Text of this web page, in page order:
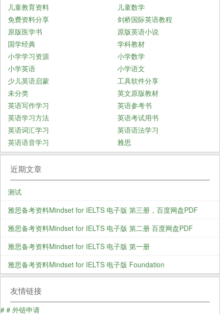
儿童教育资料
儿童数学
免费资料分享
剑桥国际英语教程
原版医学书
原版英语小说
国学经典
学科教材
小学学习资源
小学数学
小学英语
小学语文
少儿英语启蒙
工具软件分享
未分类
英文原版教材
英语写作学习
英语参考书
英语学习方法
英语考试用书
英语词汇学习
英语语法学习
英语语音学习
雅思
近期文章
测试
雅思备考资料Mindset for IELTS 电子版 第三册，百度网盘PDF
雅思备考资料Mindset for IELTS 电子版 第二册 百度网盘PDF
雅思备考资料Mindset for IELTS 电子版 第一册
雅思备考资料Mindset for IELTS 电子版 Foundation
友情链接
# # 外链申请